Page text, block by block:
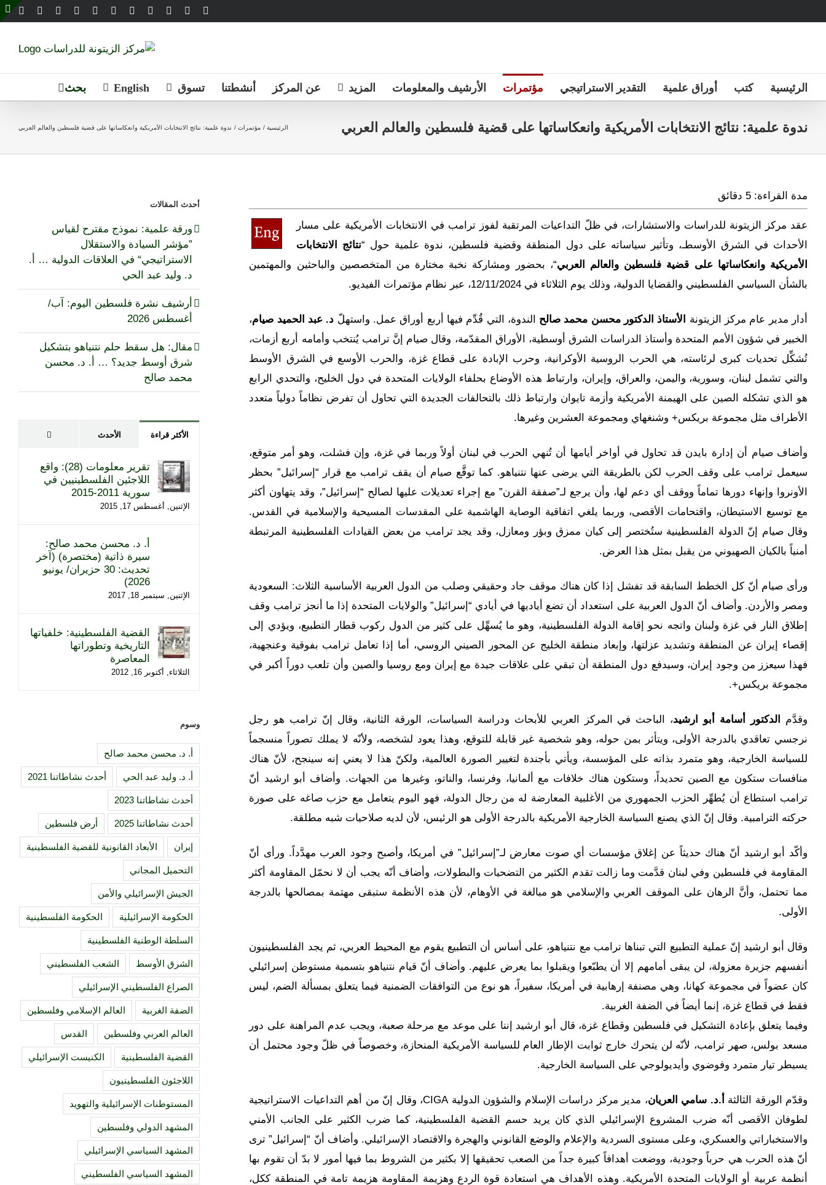
to
Facebook
Instagram
YouTube
Tiktok
Threads
LinkedIn
SoundCloud
WhatsApp
Telegram
الرئيسية كتب أوراق علمية التقدير الاستراتيجي مؤتمرات الأرشيف والمعلومات المزيد عن المركز أنشطتنا تسوق English
ندوة علمية: نتائج الانتخابات الأمريكية وانعكاساتها على قضية فلسطين والعالم العربي الرئيسية مؤتمرات ندوة علمية: نتائج الانتخابات الأمريكية وانعكاساتها على قضية فلسطين والعالم العربي
مدة القراءة: 5 دقائق
عقد مركز الزيتونة للدراسات والاستشارات، في ظلّ التداعيات المرتقبة لفوز ترامب في الانتخابات الأمريكية على مسار
الأحداث في الشرق الأوسطـ، وتأثير سياساته على دول المنطقة وقضية فلسطين، ندوة علمية حول “نتائج الانتخابات
الأمريكية وانعكاساتها على قضية فلسطين والعالم العربي“، بحضور ومشاركة نخبة مختارة من المتخصصين والباحثين والمهتمين
بالشأن السياسي الفلسطيني والقضايا الدولية، وذلك يوم الثلاثاء في 12/11/2024، عبر نظام مؤتمرات الفيديو.
أدار مدير عام مركز الزيتونة الأستاذ الدكتور محسن محمد صالح الندوة، التي قُدِّم فيها أربع أوراق عمل. واستهلّ د. عبد الحميد صيام،
الخبير في شؤون الأمم المتحدة وأستاذ الدراسات الشرق أوسطية، الأوراق المقدّمة، وقال صيام إنَّ ترامب يُنتخب وأمامه أربع أزمات،
تُشكِّل تحديات كبرى لرئاسته، هي الحرب الروسية الأوكرانية، وحرب الإبادة على قطاع غزة، والحرب الأوسع في الشرق الأوسط
والتي تشمل لبنان، وسورية، واليمن، والعراق، وإيران، وارتباط هذه الأوضاع بحلفاء الولايات المتحدة في دول الخليح، والتحدي الرابع
هو الذي تشكله الصين على الهيمنة الأمريكية وأزمة تايوان وارتباط ذلك بالتحالفات الجديدة التي تحاول أن تفرض نظاماً دولياً متعدد
الأطراف مثل مجموعة بريكس+ وشنغهاي ومجموعة العشرين وغيرها.
وأضاف صيام أن إدارة بايدن قد تحاول في أواخر أيامها أن تُنهي الحرب في لبنان أولاً وربما في غزة، وإن فشلت، وهو أمر متوقع،
سيعمل ترامب على وقف الحرب لكن بالطريقة التي يرضى عنها نتنياهو. كما توقَّع صيام أن يقف ترامب مع قرار “إسرائيل” بحظر
الأونروا وإنهاء دورها تماماً ووقف أي دعم لها، وأن يرجع لـ”صفقة القرن” مع إجراء تعديلات عليها لصالح “إسرائيل”، وقد يتهاون أكثر
مع توسيع الاستيطان، واقتحامات الأقصى، وربما يلغي اتفاقية الوصاية الهاشمية على المقدسات المسيحية والإسلامية في القدس.
وقال صيام إنّ الدولة الفلسطينية ستُختصر إلى كيان ممزق وبؤر ومعازل، وقد يجد ترامب من بعض القيادات الفلسطينية المرتبطة
أمنياً بالكيان الصهيوني من يقبل بمثل هذا العرض.
ورأى صيام أنّ كل الخطط السابقة قد تفشل إذا كان هناك موقف جاد وحقيقي وصلب من الدول العربية الأساسية الثلاث: السعودية
ومصر والأردن. وأضاف أنّ الدول العربية على استعداد أن تضع أياديها في أيادي “إسرائيل” والولايات المتحدة إذا ما أنجز ترامب وقف
إطلاق النار في غزة ولبنان واتجه نحو إقامة الدولة الفلسطينية، وهو ما يُسهِّل على كثير من الدول ركوب قطار التطبيع، ويؤدي إلى
إقصاء إيران عن المنطقة وتشديد عزلتها، وإبعاد منطقة الخليج عن المحور الصيني الروسي، أما إذا تعامل ترامب بفوقية وعنجهية،
فهذا سيعزز من وجود إيران، وسيدفع دول المنطقة أن تبقي على علاقات جيدة مع إيران ومع روسيا والصين وأن تلعب دوراً أكبر في
مجموعة بريكس+.
وقدَّم الدكتور أسامة أبو ارشيد، الباحث في المركز العربي للأبحاث ودراسة السياسات، الورقة الثانية، وقال إنّ ترامب هو رجل
نرجسي تعاقدي بالدرجة الأولى، ويتأثر بمن حوله، وهو شخصية غير قابلة للتوقع، وهذا يعود لشخصه، ولأنّه لا يملك تصوراً منسجماً
للسياسة الخارجية، وهو متمرد بذاته على المؤسسة، ويأتي بأجندة لتغيير الصورة العالمية، ولكنّ هذا لا يعني إنه سينجح، لأنّ هناك
منافسات ستكون مع الصين تحديداً، وستكون هناك خلافات مع ألمانيا، وفرنسا، والناتو، وغيرها من الجهات. وأضاف أبو ارشيد أنّ
ترامب استطاع أن يُطهِّر الحزب الجمهوري من الأغلبية المعارضة له من رجال الدولة، فهو اليوم يتعامل مع حزب صاغه على صورة
حركته الترامبية. وقال إنّ الذي يصنع السياسة الخارجية الأمريكية بالدرجة الأولى هو الرئيس، لأن لديه صلاحيات شبه مطلقة.
وأكّد أبو ارشيد أنّ هناك حديثاً عن إغلاق مؤسسات أي صوت معارض لـ”إسرائيل” في أمريكا، وأصبح وجود العرب مهدَّداً. ورأى أنّ
المقاومة في فلسطين وفي لبنان قدَّمت وما زالت تقدم الكثير من التضحيات والبطولات، وأضاف أنّه يجب أن لا نحمّل المقاومة أكثر
مما تحتمل، وأنَّ الرهان على الموقف العربي والإسلامي هو مبالغة في الأوهام، لأن هذه الأنظمة ستبقى مهتمة بمصالحها بالدرجة
الأولى.
وقال أبو ارشيد إنّ عملية التطبيع التي تبناها ترامب مع نتنياهو، على أساس أن التطبيع يقوم مع المحيط العربي، ثم يجد الفلسطينيون
أنفسهم جزيرة معزولة، لن يبقى أمامهم إلا أن يطبّعوا ويقبلوا بما يعرض عليهم. وأضاف أنّ قيام نتنياهو بتسمية مستوطن إسرائيلي
كان عضواً في مجموعة كهانا، وهي مصنفة إرهابية في أمريكا، سفيراً، هو نوع من التوافقات الضمنية فيما يتعلق بمسألة الضم، ليس
فقط في قطاع غزة، إنما أيضاً في الضفة الغربية.
وفيما يتعلق بإعادة التشكيل في فلسطين وقطاع غزة، قال أبو ارشيد إننا على موعد مع مرحلة صعبة، ويجب عدم المراهنة على دور
مسعد بولس، صهر ترامب، لأنّه لن يتحرك خارج ثوابت الإطار العام للسياسة الأمريكية المنحازة، وخصوصاً في ظلّ وجود محتمل أن
يسيطر تيار متمرد وفوضوي وأيديولوجي على السياسة الخارجية.
وقدّم الورقة الثالثة أ.د. سامي العريان
، مدير مركز دراسات الإسلام والشؤون الدولية CIGA، وقال إنّ من أهم التداعيات الاستراتيجية
لطوفان الأقصى أنّه ضرب المشروع الإسرائيلي الذي كان يريد حسم القضية الفلسطينية، كما ضرب الكثير على الجانب الأمني
والاستخباراتي والعسكري، وعلى مستوى السردية والإعلام والوضع القانوني والهجرة والاقتصاد الإسرائيلي. وأضاف أنّ “إسرائيل” ترى
أنّ هذه الحرب هي حرباً وجودية، ووضعت أهدافاً كبيرة جداً من الصعب تحقيقها إلا بكثير من الشروط بما فيها أمور لا بدّ أن تقوم بها
أنظمة عربية أو الولايات المتحدة الأمريكية. وهذه الأهداف هي استعادة قوة الردع وهزيمة المقاومة هزيمة تامة في المنطقة ككل،
أحدث المقالات
ورقة علمية: نموذج مقترح لقياس
”مؤشر السيادة والاستقلال
الاستراتيجي“ في العلاقات الدولية … أ.
د. وليد عبد الحي
أرشيف نشرة فلسطين اليوم: آب/
أغسطس 2026
مقال: هل سقط حلم نتنياهو بتشكيل
شرق أوسط جديد؟ … أ. د. محسن
محمد صالح
الأكثر قراءة الأحدث
تقرير معلومات (28): واقع
اللاجئين الفلسطينيين في
سورية 2011-2015
الإثنين, أغسطس 17, 2015
أ. د. محسن محمد صالح:
سيرة ذاتية (مختصرة) (آخر
تحديث: 30 حزيران/ يونيو
2026)
الإثنين, سبتمبر 18, 2017
القضية الفلسطينية: خلفياتها
التاريخية وتطوراتها
المعاصرة
الثلاثاء, أكتوبر 16, 2012
وسوم
أ. د. محسن محمد صالح
أ. د. وليد عبد الحي أحدث نشاطاتنا 2021
أحدث نشاطاتنا 2023
أحدث نشاطاتنا 2025 أرض فلسطين
إيران الأبعاد القانونية للقضية الفلسطينية
التحميل المجاني
الجيش الإسرائيلي والأمن
الحكومة الإسرائيلية الحكومة الفلسطينية
السلطة الوطنية الفلسطينية
الشرق الأوسط الشعب الفلسطيني
الصراع الفلسطيني الإسرائيلي
الضفة الغربية العالم الإسلامي وفلسطين
العالم العربي وفلسطين القدس
القضية الفلسطينية الكنيست الإسرائيلي
اللاجئون الفلسطينيون
المستوطنات الإسرائيلية والتهويد
المشهد الدولي وفلسطين
المشهد السياسي الإسرائيلي
المشهد السياسي الفلسطيني